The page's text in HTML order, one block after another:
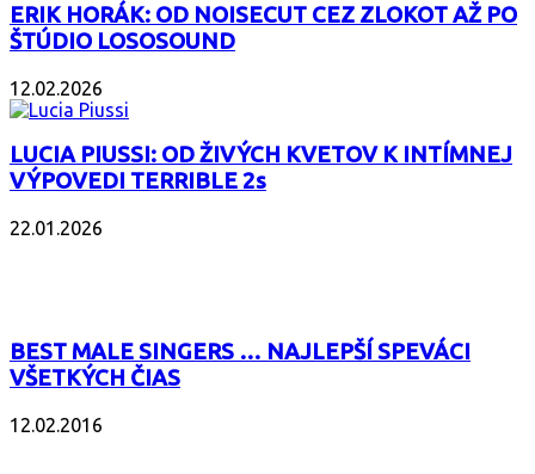
ERIK HORÁK: OD NOISECUT CEZ ZLOKOT AŽ PO
ŠTÚDIO LOSOSOUND
12.02.2026
LUCIA PIUSSI: OD ŽIVÝCH KVETOV K INTÍMNEJ
VÝPOVEDI TERRIBLE 2s
22.01.2026
BEST MALE SINGERS … NAJLEPŠÍ SPEVÁCI
VŠETKÝCH ČIAS
12.02.2016